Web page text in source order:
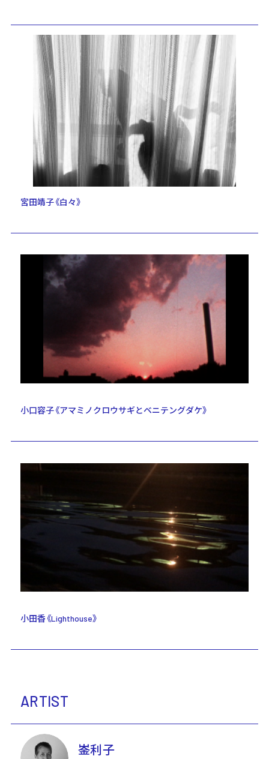
宮田靖子《白々》
小口容子《アマミノクロウサギとベニテングダケ》
小田香《Lighthouse》
ARTIST
崟利子